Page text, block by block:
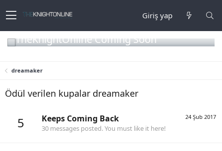
Giriş yap
TheKnightOnline Coming Soon
dreamaker
Ödül verilen kupalar dreamaker
5 24 Şub 2017
Keeps Coming Back
30 messages posted. You must like it here!